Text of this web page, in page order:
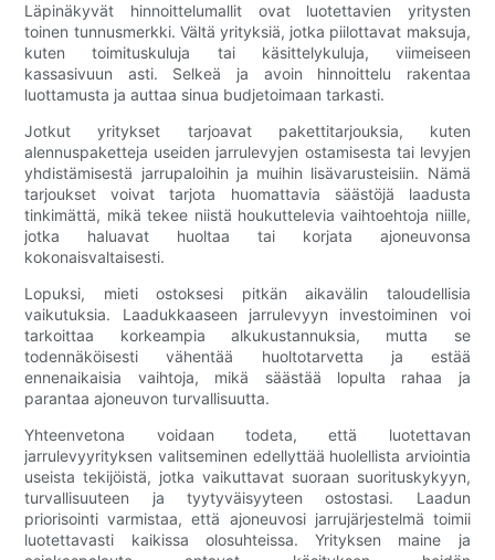
Läpinäkyvät hinnoittelumallit ovat luotettavien yritysten
toinen tunnusmerkki. Vältä yrityksiä, jotka piilottavat maksuja,
kuten toimituskuluja tai käsittelykuluja, viimeiseen
kassasivuun asti. Selkeä ja avoin hinnoittelu rakentaa
luottamusta ja auttaa sinua budjetoimaan tarkasti.
Jotkut yritykset tarjoavat pakettitarjouksia, kuten
alennuspaketteja useiden jarrulevyjen ostamisesta tai levyjen
yhdistämisestä jarrupaloihin ja muihin lisävarusteisiin. Nämä
tarjoukset voivat tarjota huomattavia säästöjä laadusta
tinkimättä, mikä tekee niistä houkuttelevia vaihtoehtoja niille,
jotka haluavat huoltaa tai korjata ajoneuvonsa
kokonaisvaltaisesti.
Lopuksi, mieti ostoksesi pitkän aikavälin taloudellisia
vaikutuksia. Laadukkaaseen jarrulevyyn investoiminen voi
tarkoittaa korkeampia alkukustannuksia, mutta se
todennäköisesti vähentää huoltotarvetta ja estää
ennenaikaisia ​​vaihtoja, mikä säästää lopulta rahaa ja
parantaa ajoneuvon turvallisuutta.
Yhteenvetona voidaan todeta, että luotettavan
jarrulevyyrityksen valitseminen edellyttää huolellista arviointia
useista tekijöistä, jotka vaikuttavat suoraan suorituskykyyn,
turvallisuuteen ja tyytyväisyyteen ostostasi. Laadun
priorisointi varmistaa, että ajoneuvosi jarrujärjestelmä toimii
luotettavasti kaikissa olosuhteissa. Yrityksen maine ja